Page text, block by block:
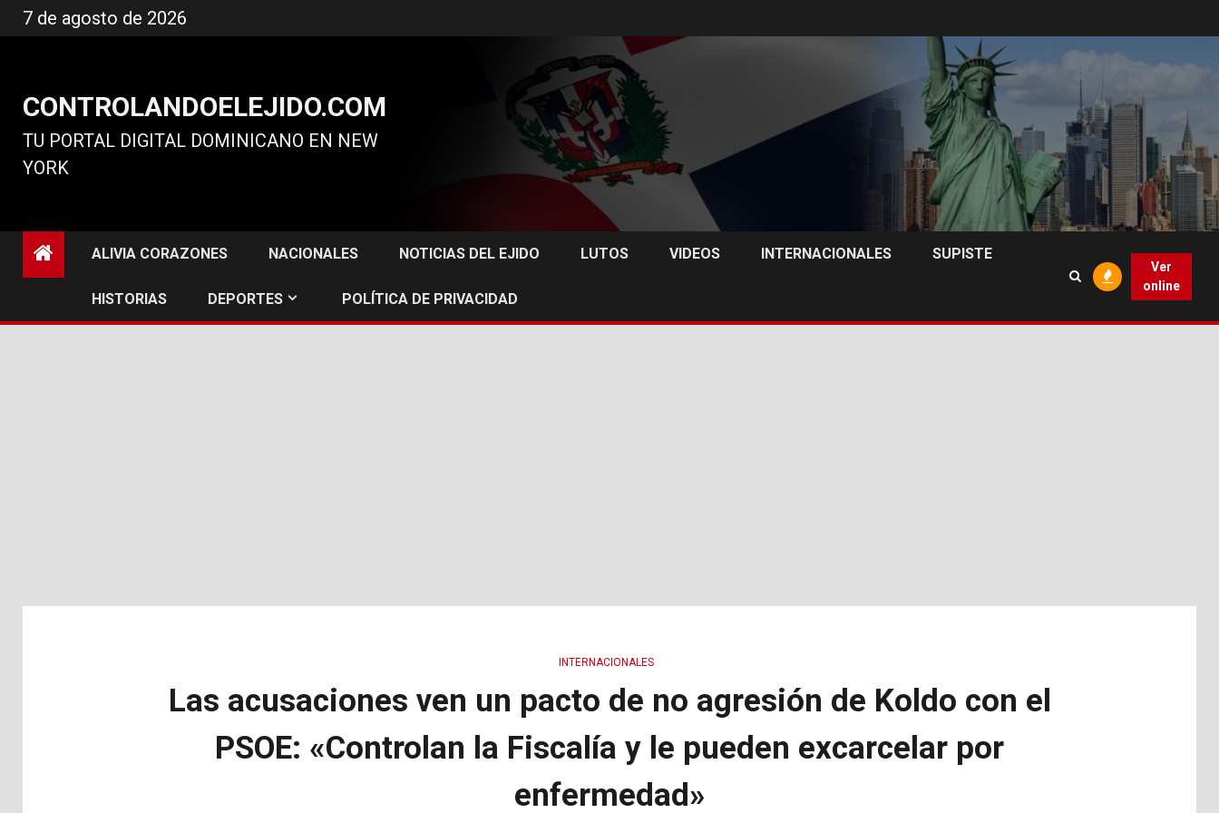
al
7 de agosto de 2026
CONTROLANDOELEJIDO.COM
TU PORTAL DIGITAL DOMINICANO EN NEW
YORK
ALIVIA CORAZONES NACIONALES NOTICIAS DEL EJIDO LUTOS VIDEOS INTERNACIONALES SUPISTE
HISTORIAS DEPORTES POLÍTICA DE PRIVACIDAD
Ver
online
INTERNACIONALES
Las acusaciones ven un pacto de no agresión de Koldo con el
PSOE: «Controlan la Fiscalía y le pueden excarcelar por
enfermedad»